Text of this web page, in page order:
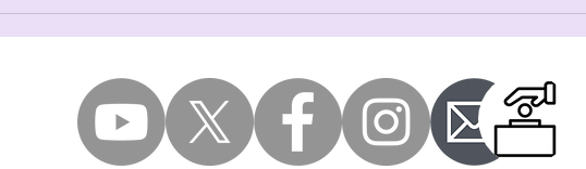
症」という呼称の提案―「疾
たちの考え方― 全文
第4